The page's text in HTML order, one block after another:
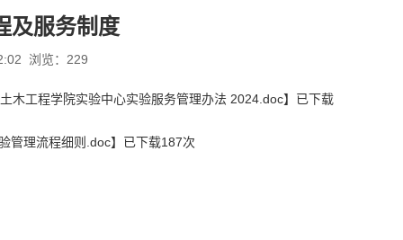
及服务制度
浏览： 229
木工程学院实验中心实验服务管理办法 2024.doc】已下载
管理流程细则.doc】已下载187次